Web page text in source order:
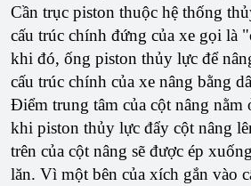
Cần trục piston thuộc hệ thống
cấu trúc chính đứng của xe gọi là
khi đó, ống piston thủy lực để
cấu trúc chính của xe nâng bằng
Điểm trung tâm của cột nâng nằm
khi piston thủy lực đẩy cột nâng
trên của cột nâng sẽ được ép
lăn. Vì một bên của xích gắn vào